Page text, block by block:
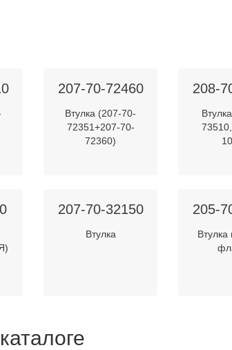
207-70-72460
Втулка (207-70-
72351+207-70-
72360)
208-
207-70-32150
Втулка
205-
Втулка